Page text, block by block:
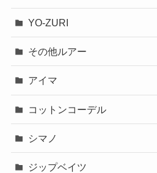
YO-ZURI
その他ルアー
アイマ
コットンコーデル
シマノ
ジップベイツ